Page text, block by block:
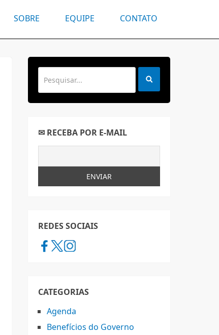
SOBRE EQUIPE CONTATO
✉ RECEBA POR E-MAIL
REDES SOCIAIS
CATEGORIAS
Agenda
Benefícios do Governo